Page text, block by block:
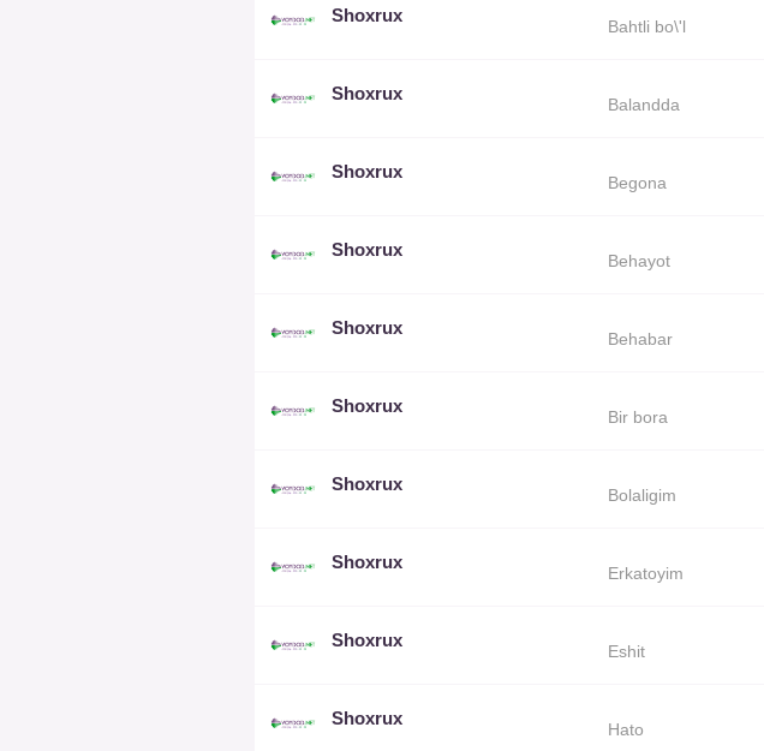
Shoxrux
Bahtli bo\'l
Shoxrux
Balandda
Shoxrux
Begona
Shoxrux
Behayot
Shoxrux
Behabar
Shoxrux
Bir bora
Shoxrux
Bolaligim
Shoxrux
Erkatoyim
Shoxrux
Eshit
Shoxrux
Hato